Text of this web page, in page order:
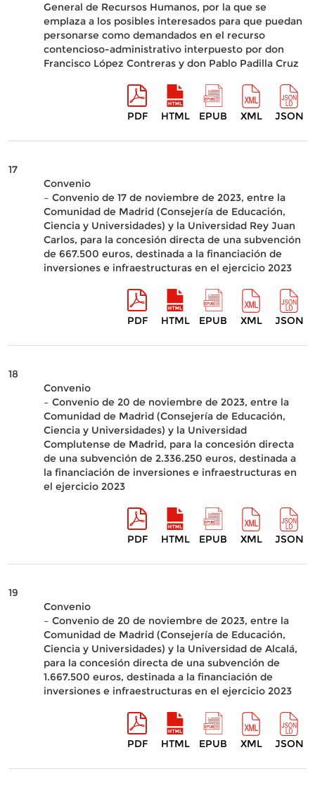
General de Recursos Humanos, por la que se
emplaza a los posibles interesados para que puedan
personarse como demandados en el recurso
contencioso-administrativo interpuesto por don
Francisco López Contreras y don Pablo Padilla Cruz
PDF HTML EPUB XML JSON
17
Convenio
– Convenio de 17 de noviembre de 2023, entre la
Comunidad de Madrid (Consejería de Educación,
Ciencia y Universidades) y la Universidad Rey Juan
Carlos, para la concesión directa de una subvención
de 667.500 euros, destinada a la financiación de
inversiones e infraestructuras en el ejercicio 2023
PDF HTML EPUB XML JSON
18
Convenio
– Convenio de 20 de noviembre de 2023, entre la
Comunidad de Madrid (Consejería de Educación,
Ciencia y Universidades) y la Universidad
Complutense de Madrid, para la concesión directa
de una subvención de 2.336.250 euros, destinada a
la financiación de inversiones e infraestructuras en
el ejercicio 2023
PDF HTML EPUB XML JSON
19
Convenio
– Convenio de 20 de noviembre de 2023, entre la
Comunidad de Madrid (Consejería de Educación,
Ciencia y Universidades) y la Universidad de Alcalá,
para la concesión directa de una subvención de
1.667.500 euros, destinada a la financiación de
inversiones e infraestructuras en el ejercicio 2023
PDF HTML EPUB XML JSON